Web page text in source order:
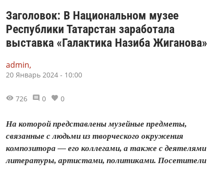
Заголовок: В Национальном музее
Республики Татарстан заработала
выставка «Галактика Назиба Жиганова»
admin,
20 Январь 2024 - 10:00
726 0 0
На которой представлены музейные предметы,
связанные с людьми из творческого окружения
композитора — его коллегами, а также с деятелями
литературы, артистами, политиками. Посетители